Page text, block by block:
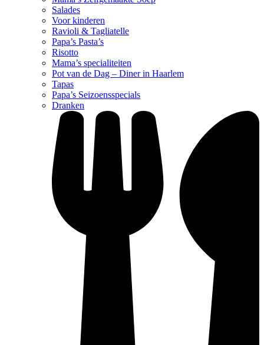
Salades
Voor kinderen
Ravioli & Tagliatelle
Papa’s Pasta’s
Risotto
Mama’s specialiteiten
Pot van de Dag – Diner in Haarlem
Tapas
Papa’s Seizoensspecials
Dranken